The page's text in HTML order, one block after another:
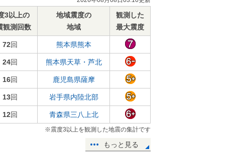
3以上の
観測回数
地域震度の
地域
観測した
最大震度
72回 熊本県熊本
24回 熊本県天草・芦北
16回 鹿児島県薩摩
13回 岩手県内陸北部
12回 青森県三八上北
※震度3以上を観測した地震の集計です
もっと見る